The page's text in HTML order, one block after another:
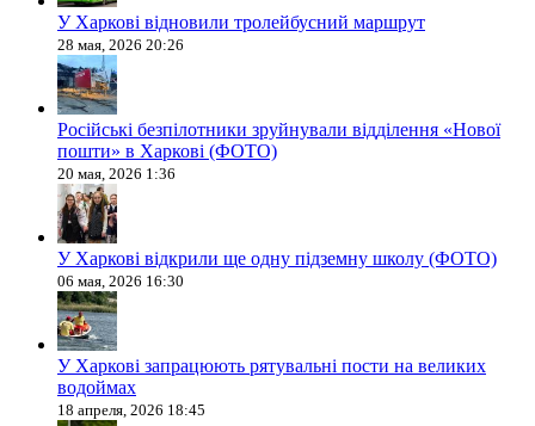
У Харкові відновили тролейбусний маршрут
28 мая, 2026 20:26
Російські безпілотники зруйнували відділення «Нової
пошти» в Харкові (ФОТО)
20 мая, 2026 1:36
У Харкові відкрили ще одну підземну школу (ФОТО)
06 мая, 2026 16:30
У Харкові запрацюють рятувальні пости на великих
водоймах
18 апреля, 2026 18:45